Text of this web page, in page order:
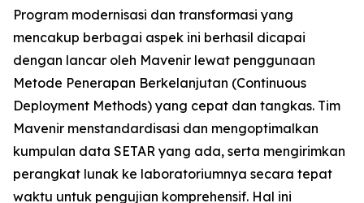
Program modernisasi dan transformasi yang
mencakup berbagai aspek ini berhasil dicapai
dengan lancar oleh Mavenir lewat penggunaan
Metode Penerapan Berkelanjutan (Continuous
Deployment Methods) yang cepat dan tangkas. Tim
Mavenir menstandardisasi dan mengoptimalkan
kumpulan data SETAR yang ada, serta mengirimkan
perangkat lunak ke laboratoriumnya secara tepat
waktu untuk pengujian komprehensif. Hal ini